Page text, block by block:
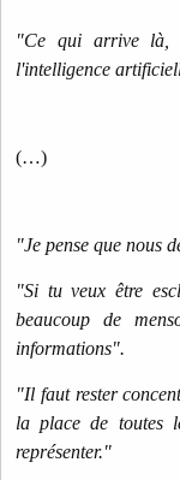
"Ce qui arrive là,
l'intelligence
(…)
"Je pense que nous
"Si tu veux être
beaucoup de
informations".
"Il faut rester
la place de toutes
représenter."